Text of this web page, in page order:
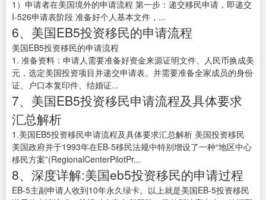
1）申请者在美国境外的申请流程 第一步：递交移民申请，即递交
I-526申请表阶段 准备好个人基本文件，...
6、美国EB5投资移民的申请流程
美国EB5投资移民的申请流程
1. 准备资料：申请人需要准备好资金来源证明文件、人民币换成美
元，选定美国投资项目并递交申请表。并需要准备全家成员的身份
证、户口本复印件、结婚证...
7、美国EB5投资移民申请流程及具体要求
汇总解析
1.美国EB5投资移民申请流程及具体要求汇总解析 美国投资移民
美国政府并于1993年在EB-5移民法规中特别增设了一种“地区中心
移民方案”(RegionalCenterPilotPr...
8、深度详解:美国eb5投资移民的申请过程
EB-5主副申请人收到10年永久绿卡。以上就是美国EB-5投资移民